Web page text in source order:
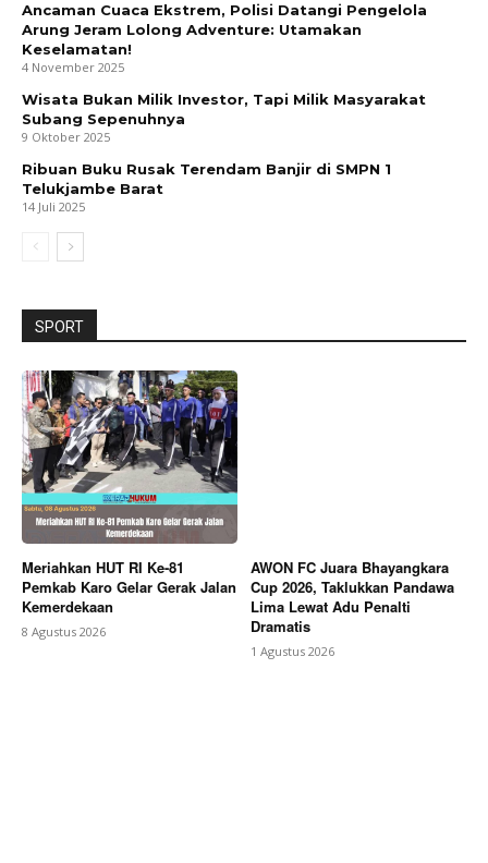
Ancaman Cuaca Ekstrem, Polisi Datangi Pengelola
Arung Jeram Lolong Adventure: Utamakan
Keselamatan!
4 November 2025
Wisata Bukan Milik Investor, Tapi Milik Masyarakat
Subang Sepenuhnya
9 Oktober 2025
Ribuan Buku Rusak Terendam Banjir di SMPN 1
Telukjambe Barat
14 Juli 2025
SPORT
Meriahkan HUT RI Ke-81
Pemkab Karo Gelar Gerak Jalan
Kemerdekaan
8 Agustus 2026
AWON FC Juara Bhayangkara
Cup 2026, Taklukkan Pandawa
Lima Lewat Adu Penalti
Dramatis
1 Agustus 2026